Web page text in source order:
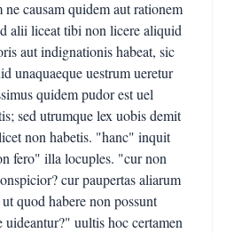
causam quidem aut rationem
alii liceat tibi non licere aliquid
aut indignationis habeat, sic
unaquaeque uestrum ueretur
quidem pudor est uel
sed utrumque lex uobis demit
non habetis. "hanc" inquit
fero" illa locuples. "cur non
cur paupertas aliarum
quod habere non possunt
uideantur?" uultis hoc certamen